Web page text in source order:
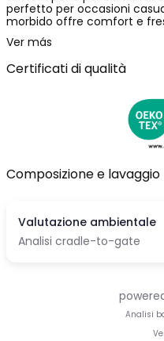
perfetto per occasioni
morbido offre comfort e
mesi ai 10 anni, il design
per regolare, e i suoi colori
divertente. Opzione ideale
offrendo stile e comfort
Ver más
Certificati di qualità
Composizione e lavaggio